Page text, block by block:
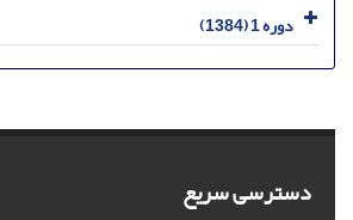
دوره 1 (1384)
دسترسی سریع